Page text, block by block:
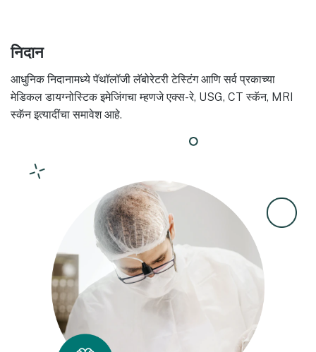
निदान
आधुनिक निदानामध्ये पॅथॉलॉजी लॅबोरेटरी टेस्टिंग आणि सर्व प्रकाच्या
मेडिकल डायग्नोस्टिक इमेजिंगचा म्हणजे एक्स-रे, USG, CT स्कॅन, MRI
स्कॅन इत्यादींचा समावेश आहे.